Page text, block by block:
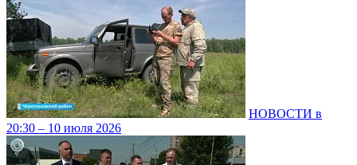
НОВОСТИ в
20:30 – 10 июля 2026